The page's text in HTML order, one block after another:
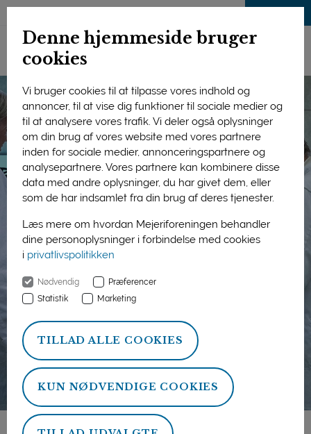
Denne hjemmeside bruger
cookies
Vi bruger cookies til at tilpasse vores indhold og
annoncer, til at vise dig funktioner til sociale medier og
til at analysere vores trafik. Vi deler også oplysninger
om din brug af vores website med vores partnere
inden for sociale medier, annonceringspartnere og
analysepartnere. Vores partnere kan kombinere disse
data med andre oplysninger, du har givet dem, eller
som de har indsamlet fra din brug af deres tjenester.
Læs mere om hvordan Mejeriforeningen behandler
dine personoplysninger i forbindelse med cookies
i privatlivspolitikken
Nødvendig
Præferencer
Statistik
Marketing
TILLAD ALLE COOKIES
KUN NØDVENDIGE COOKIES